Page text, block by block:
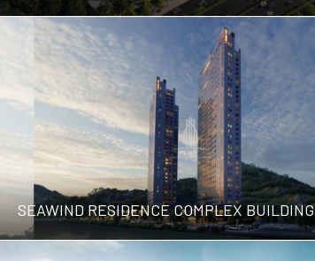
CITYSCAPE OFFICE
SEAWIND RESIDENCE COMPLEX BUILDING